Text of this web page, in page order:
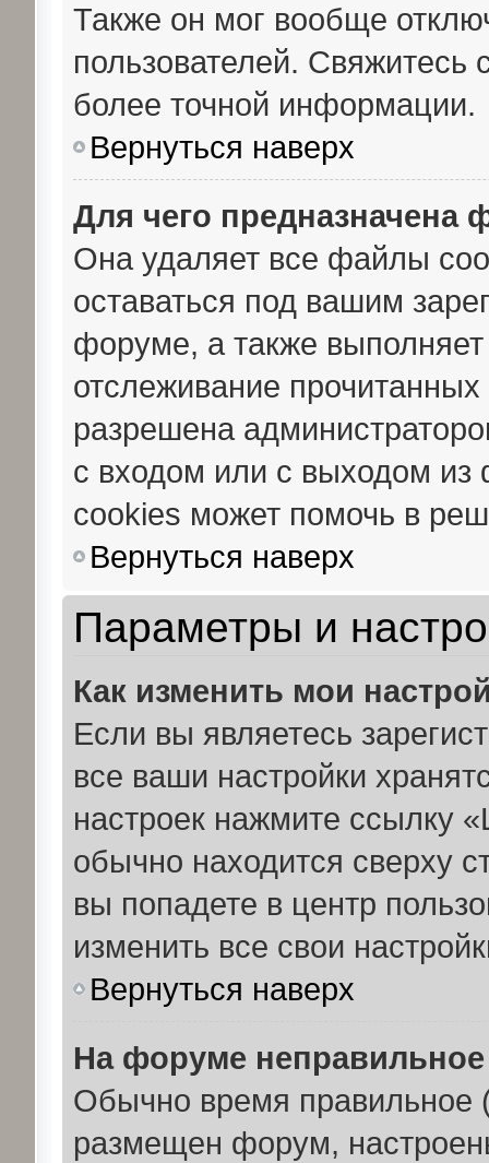
Также он мог вообще
пользователей. Свяжитесь
более точной информации.
Вернуться наверх
Для чего предназначена
Она удаляет все файлы
оставаться под вашим
форуме, а также
отслеживание
разрешена
с входом или с выходом
cookies может помочь в
Вернуться наверх
Параметры и
Как изменить мои
Если вы являетесь
все ваши настройки
настроек нажмите ссылку
обычно находится сверху
вы попадете в центр
изменить все свои
Вернуться наверх
На форуме
Обычно время правильное
размещен форум,